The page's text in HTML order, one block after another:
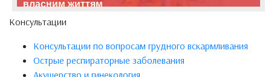
власним життям
Консультации
Консультации по вопросам грудного вскармливания
Острые респираторные заболевания